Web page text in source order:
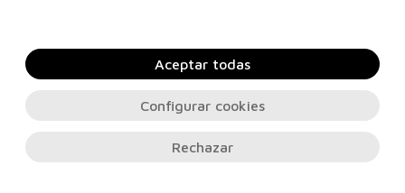
Rechazar
Configurar cookies
Aceptar todas